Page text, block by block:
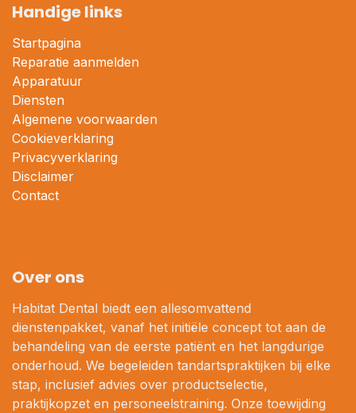
Handige links
Startpagina
Reparatie aanmelden
Apparatuur
Diensten
Algemene voorwaarden
Cookieverklaring
Privacyverklaring
Disclaimer
Contact
Over ons
Habitat Dental biedt een allesomvattend
dienstenpakket, vanaf het initiële concept tot aan de
behandeling van de eerste patiënt en het langdurige
onderhoud. We begeleiden tandartspraktijken bij elke
stap, inclusief advies over productselectie,
praktijkopzet en personeelstraining. Onze toewijding